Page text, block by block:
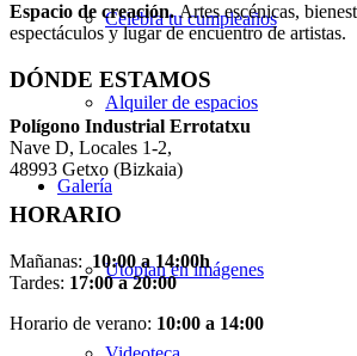
Celebra tu cumpleaños
Alquiler de espacios
Galería
Utopian en imágenes
Espacio de creación.Artes escénicas,
espectáculos y lugar de encuentro de artistas.
DÓNDE ESTAMOS
Polígono Industrial Errotatxu
Nave D, Locales 1-2,
48993 Getxo (Bizkaia)
HORARIO
Mañanas: 10:00 a 14:00h
Tardes: 17:00 a 20:00
Horario de verano: 10:00 a 14:00